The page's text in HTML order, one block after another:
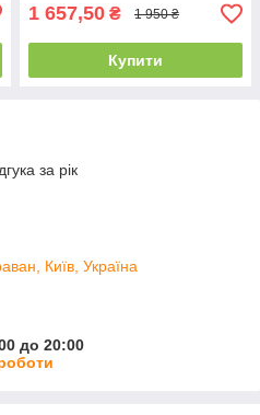
1 657,50 ₴ 1 950 ₴
Купити
за рік
Київ, Україна
до 20:00